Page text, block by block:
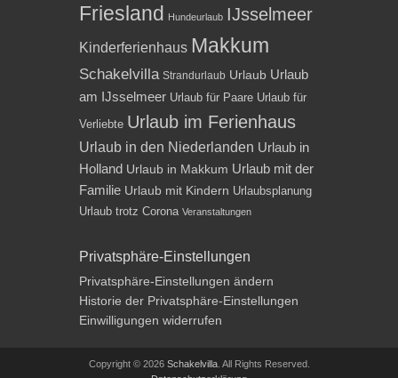
Friesland Hundeurlaub IJsselmeer
Kinderferienhaus Makkum
Schakelvilla Strandurlaub Urlaub Urlaub
am IJsselmeer Urlaub für Paare Urlaub für
Verliebte Urlaub im Ferienhaus
Urlaub in den Niederlanden Urlaub in
Holland Urlaub in Makkum Urlaub mit der
Familie Urlaub mit Kindern Urlaubsplanung
Urlaub trotz Corona Veranstaltungen
Privatsphäre-Einstellungen
Privatsphäre-Einstellungen ändern
Historie der Privatsphäre-Einstellungen
Einwilligungen widerrufen
Copyright © 2026 Schakelvilla. All Rights Reserved.